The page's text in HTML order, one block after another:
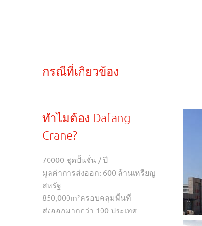
กรณีที่เกี่ยวข้อง
ทำไมต้อง Dafang
Crane?
70000 ชุดปั้นจั่น / ปี
มูลค่าการส่งออก: 600 ล้านเหรียญ
สหรัฐ
850,000m²ครอบคลุมพื้นที่
ส่งออกมากกว่า 100 ประเทศ